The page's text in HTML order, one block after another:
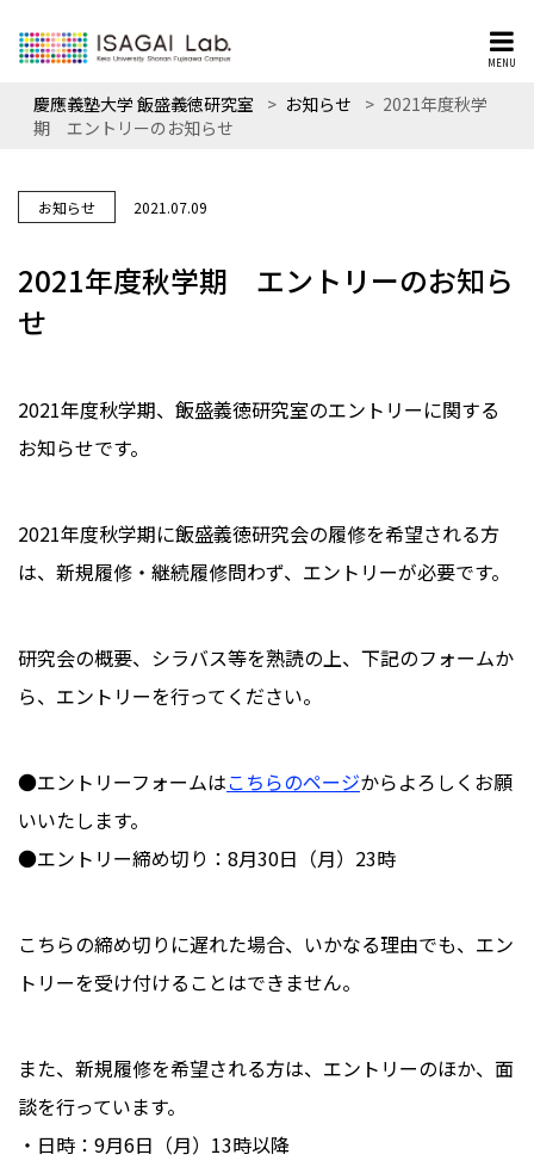
MENU
慶應義塾大学 飯盛義徳研究室 > お知らせ > 2021年度秋学
期 エントリーのお知らせ
お知らせ 2021.07.09
2021年度秋学期 エントリーのお知ら
せ
2021年度秋学期、飯盛義徳研究室のエントリーに関する
お知らせです。
2021年度秋学期に飯盛義徳研究会の履修を希望される方
は、新規履修・継続履修問わず、エントリーが必要です。
研究会の概要、シラバス等を熟読の上、下記のフォームか
ら、エントリーを行ってください。
●エントリーフォームはこちらのページからよろしくお願
いいたします。
●エントリー締め切り：8月30日（月）23時
こちらの締め切りに遅れた場合、いかなる理由でも、エン
トリーを受け付けることはできません。
また、新規履修を希望される方は、エントリーのほか、面
談を行っています。
・日時：9月6日（月）13時以降